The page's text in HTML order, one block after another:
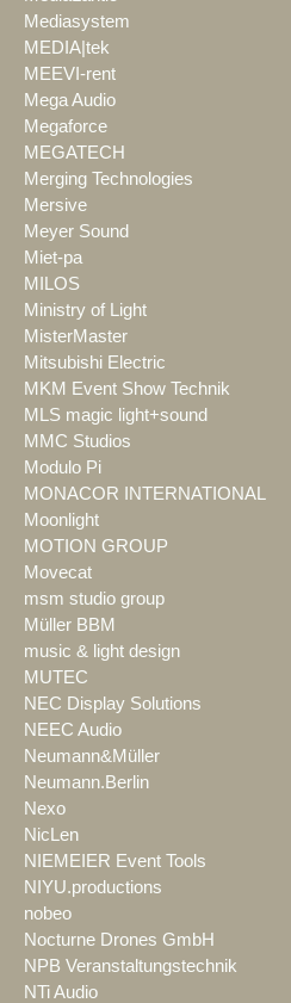
Mediasystem
MEDIA|tek
MEEVI-rent
Mega Audio
Megaforce
MEGATECH
Merging Technologies
Mersive
Meyer Sound
Miet-pa
MILOS
Ministry of Light
MisterMaster
Mitsubishi Electric
MKM Event Show Technik
MLS magic light+sound
MMC Studios
Modulo Pi
MONACOR INTERNATIONAL
Moonlight
MOTION GROUP
Movecat
msm studio group
Müller BBM
music & light design
MUTEC
NEC Display Solutions
NEEC Audio
Neumann&Müller
Neumann.Berlin
Nexo
NicLen
NIEMEIER Event Tools
NIYU.productions
nobeo
Nocturne Drones GmbH
NPB Veranstaltungstechnik
NTi Audio